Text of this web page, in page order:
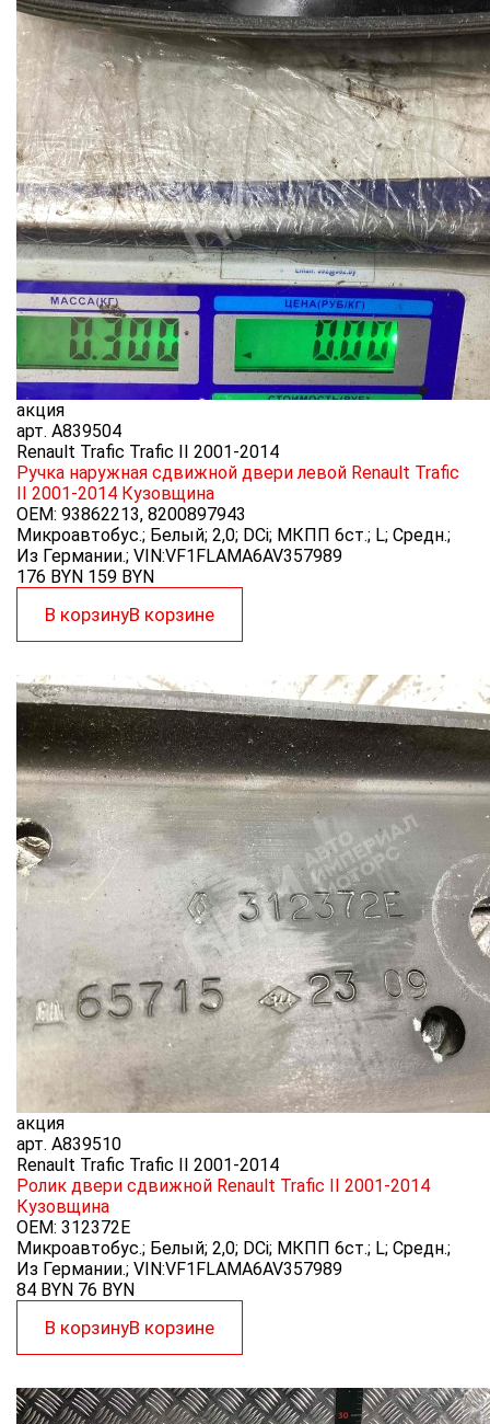
акция
арт. A839504
Renault Trafic Trafic II 2001-2014
Ручка наружная сдвижной двери левой Renault Trafic
II 2001-2014 Кузовщина
OEM: 93862213, 8200897943
Микроавтобус.; Белый; 2,0; DCi; МКПП 6ст.; L; Средн.;
Из Германии.; VIN:VF1FLAMA6AV357989
176 BYN 159 BYN
В корзинуВ корзине
акция
арт. A839510
Renault Trafic Trafic II 2001-2014
Ролик двери сдвижной Renault Trafic II 2001-2014
Кузовщина
OEM: 312372E
Микроавтобус.; Белый; 2,0; DCi; МКПП 6ст.; L; Средн.;
Из Германии.; VIN:VF1FLAMA6AV357989
84 BYN 76 BYN
В корзинуВ корзине